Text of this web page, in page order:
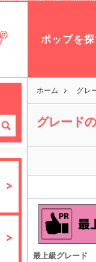
ホーム グレ
グレード
最上級グレード
ポップを